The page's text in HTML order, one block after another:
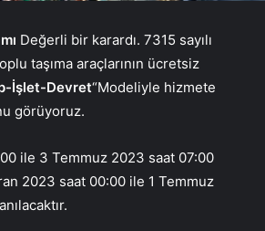
Değerli bir karardı. 7315 sayılı
taşıma araçlarının ücretsiz
İşlet-Devret“Modeliyle hizmete
görüyoruz.
ile 3 Temmuz 2023 saat 07:00
2023 saat 00:00 ile 1 Temmuz